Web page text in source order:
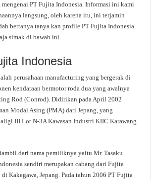
PT Fujita Indonesia. Informasi ini kami
langsung, oleh karena itu, ini terjamin
bertanya tanya kan profile PT Fujita Indonesia
simak di bawah ini.
Indonesia
perusahaan manufacturing yang bergerak di
kendaraan bermotor roda dua yang awalnya
Rod (Conrod). Didirikan pada April 2002
Modal Asing (PMA) dari Jepang, yang
III Lot N-3A Kawasan Industri KIIC Karawang
dari nama pemiliknya yaitu Mr. Tasaku
sendiri merupakan cabang dari Fujita
Kakegawa, Jepang. Pada tahun 2006 PT Fujita